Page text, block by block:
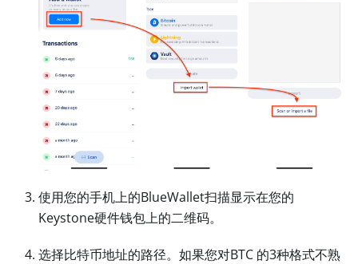
使用您的手机上的BlueWallet扫描显示在您的
Keystone硬件钱包上的二维码。
选择比特币地址的路径。如果您对BTC 的3种格式不熟